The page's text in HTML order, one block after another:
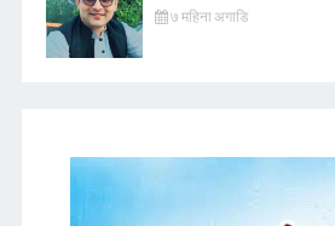
७ महिना अगाडि